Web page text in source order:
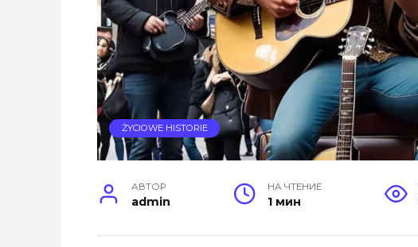
ŻYCIOWE HISTORIE
АВТОР
admin
НА ЧТЕНИЕ
1 мин